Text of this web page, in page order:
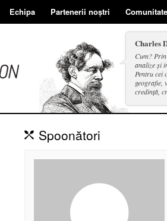
Echipa Partenerii noștri
Charles
Cum?
analize și
Pentru cei
geografie,
credință,
Spoonători